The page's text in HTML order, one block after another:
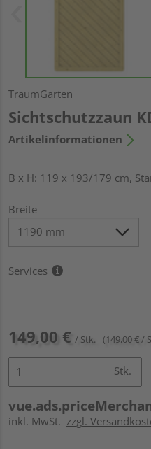
TraumGarten
Sichtschutzzaun
Artikelinformationen
B x H: 119 x 193/179 cm,
Breite
Services
149,00 € / Stk. (149,00 € /
Stk.
inkl. MwSt. zzgl.